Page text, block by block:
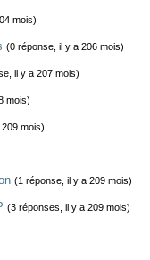
mois)
(0 réponse, il y a 206 mois)
il y a 207 mois)
mois)
mois)
(1 réponse, il y a 209 mois)
(3 réponses, il y a 209 mois)